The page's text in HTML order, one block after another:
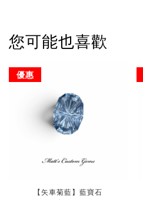
您可能也喜歡
優惠
【矢車菊藍】藍寶石